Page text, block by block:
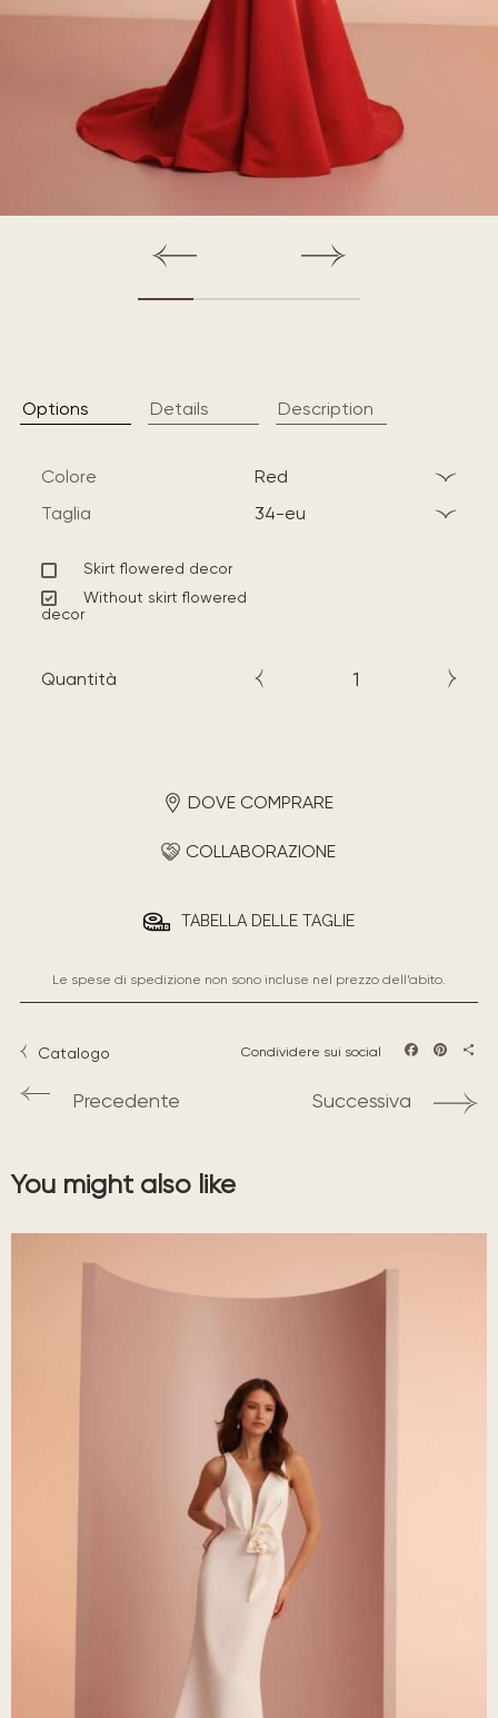
Options Details Description
Colore
red
Taglia
34-eu
Skirt flowered decor
Without skirt flowered
decor
Quantità
DOVE COMPRARE
COLLABORAZIONE
TABELLA DELLE TAGLIE
Le spese di spedizione non sono incluse nel prezzo dell’abito.
Catalogo Condividere sui social
Precedente Successiva
You might also like